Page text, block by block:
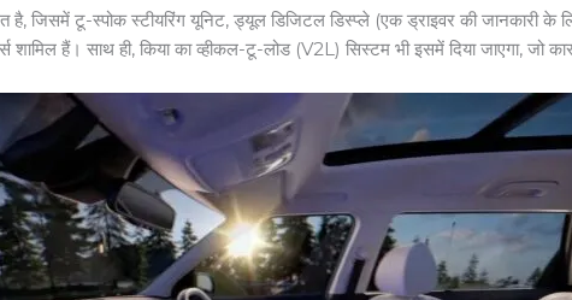
जिसमें टू-स्पोक स्टीयरिंग यूनिट, ड्यूल डिजिटल डिस्प्ले (एक ड्राइवर की जानकारी
हैं। साथ ही, किया का व्हीकल-टू-लोड (V2L) सिस्टम भी इसमें दिया जाएगा, जो कार